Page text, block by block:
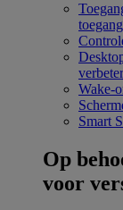
toegang
Wake-
Smart
Op
voor